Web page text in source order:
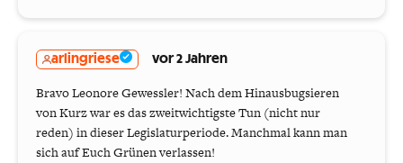
arlingriese vor 2 Jahren
Bravo Leonore Gewessler! Nach dem Hinausbugsieren
von Kurz war es das zweitwichtigste Tun (nicht nur
reden) in dieser Legislaturperiode. Manchmal kann man
sich auf Euch Grünen verlassen!